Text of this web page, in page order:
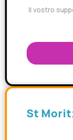
Il vostro
St